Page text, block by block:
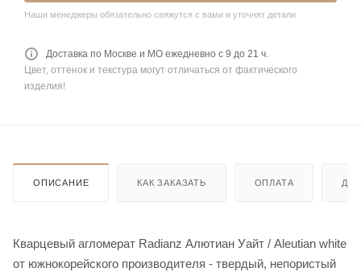
Наши менеджеры обязательно свяжутся с вами и уточнят детали
Доставка по Москве и МО ежедневно с 9 до 21 ч.
Цвет, оттенок и текстура могут отличаться от фактического
изделия!
ОПИСАНИЕ КАК ЗАКАЗАТЬ ОПЛАТА
Кварцевый агломерат Radianz Алютиан Уайт / Aleutian white
от южнокорейского производителя - твердый, непористый